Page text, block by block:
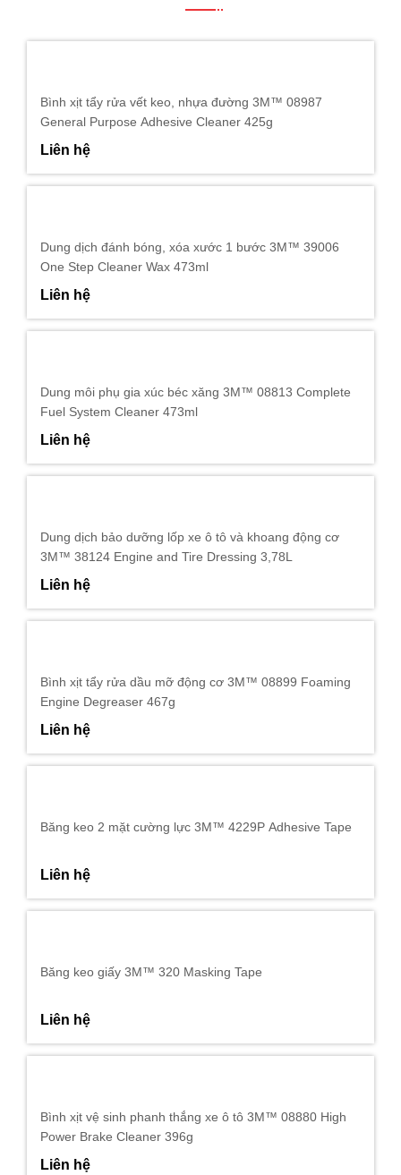
Bình xịt tẩy rửa vết keo, nhựa đường 3M™ 08987
General Purpose Adhesive Cleaner 425g
Liên hệ
Dung dịch đánh bóng, xóa xước 1 bước 3M™ 39006
One Step Cleaner Wax 473ml
Liên hệ
Dung môi phụ gia xúc béc xăng 3M™ 08813 Complete
Fuel System Cleaner 473ml
Liên hệ
Dung dịch bảo dưỡng lốp xe ô tô và khoang động cơ
3M™ 38124 Engine and Tire Dressing 3,78L
Liên hệ
Bình xịt tẩy rửa dầu mỡ động cơ 3M™ 08899 Foaming
Engine Degreaser 467g
Liên hệ
Băng keo 2 mặt cường lực 3M™ 4229P Adhesive Tape
Liên hệ
Băng keo giấy 3M™ 320 Masking Tape
Liên hệ
Bình xịt vệ sinh phanh thắng xe ô tô 3M™ 08880 High
Power Brake Cleaner 396g
Liên hệ